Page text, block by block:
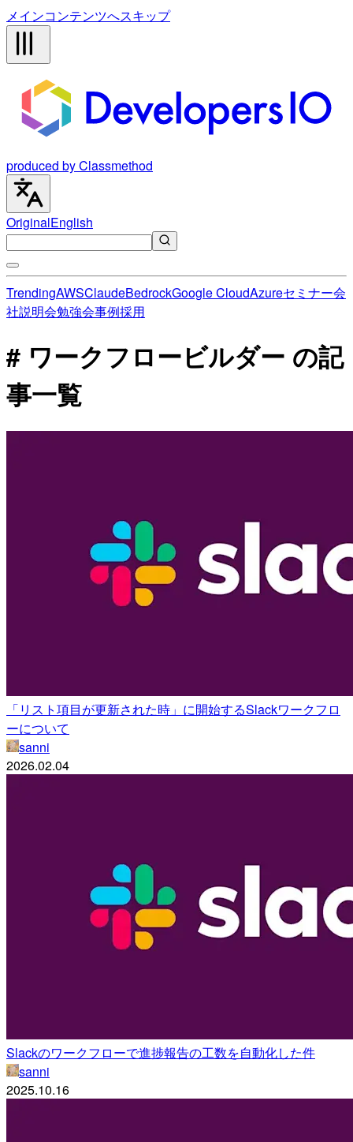
メインコンテンツへスキップ
produced by Classmethod
OriginalEnglish
TrendingAWSClaudeBedrockGoogle CloudAzureセミナー会
社説明会勉強会事例採用
# ワークフロービルダー の記
事一覧
「リスト項目が更新された時」に開始するSlackワークフロ
ーについて
sanni
2026.02.04
Slackのワークフローで進捗報告の工数を自動化した件
sanni
2025.10.16